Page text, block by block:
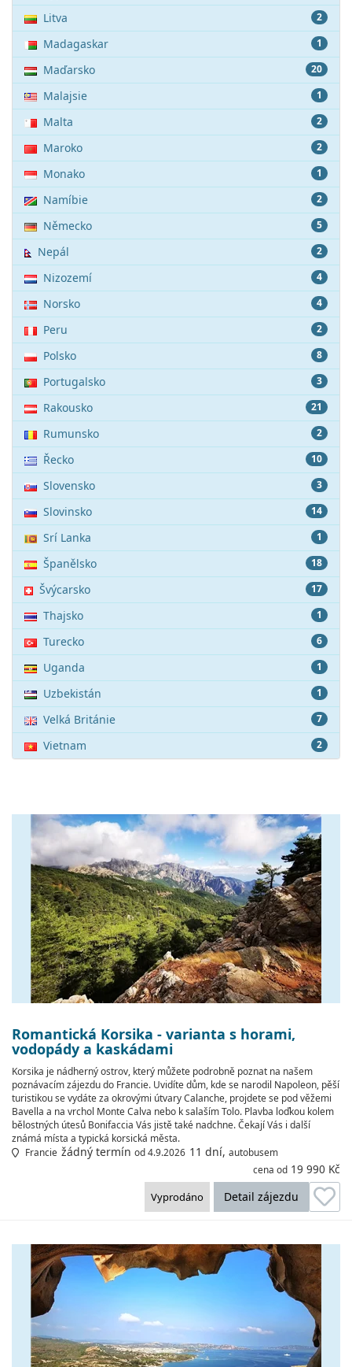
2
Litva
1
Madagaskar
20
Maďarsko
1
Malajsie
2
Malta
2
Maroko
1
Monako
2
Namíbie
5
Německo
2
Nepál
4
Nizozemí
4
Norsko
2
Peru
8
Polsko
3
Portugalsko
21
Rakousko
2
Rumunsko
10
Řecko
3
Slovensko
14
Slovinsko
1
Srí Lanka
18
Španělsko
17
Švýcarsko
1
Thajsko
6
Turecko
1
Uganda
1
Uzbekistán
7
Velká Británie
2
Vietnam
Romantická Korsika - varianta s horami,
vodopády a kaskádami
Korsika je nádherný ostrov, který můžete podrobně poznat na našem
poznávacím zájezdu do Francie. Uvidíte dům, kde se narodil Napoleon, pěší
turistikou se vydáte za okrovými útvary Calanche, projdete se pod věžemi
Bavella a na vrchol Monte Calva nebo k salaším Tolo. Plavba loďkou kolem
bělostných útesů Bonifaccia Vás jistě také nadchne. Čekají Vás i další
známá místa a typická korsická města.
Francie žádný termín od 4.9.2026 11 dní, autobusem
cena od 19 990 Kč
Detail zájezdu
Vyprodáno